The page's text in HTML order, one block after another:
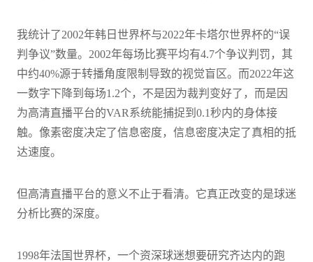
我统计了2002年韩日世界杯与2022年卡塔尔世界杯的“误
判争议”数量。2002年每场比赛平均有4.7个争议判罚，其
中约40%源于转播角度限制导致的视觉盲区。而2022年这
一数字下降到每场1.2个，不是因为裁判变好了，而是因
为高清直播平台的VAR系统能捕捉到0.1秒内的身体接
触。像素密度决定了信息密度，信息密度决定了真相的抵
达速度。
但高清直播平台的意义不止于看清。它真正改变的是球迷
分析比赛的深度。
1998年法国世界杯，一个资深球迷想要研究齐达内的跑